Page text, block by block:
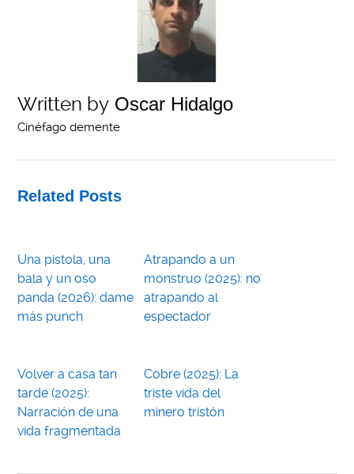
Written by Oscar Hidalgo
Cinéfago demente
Related Posts
Una pistola, una
bala y un oso
panda (2026): dame
más punch
Atrapando a un
monstruo (2025): no
atrapando al
espectador
Volver a casa tan
tarde (2025):
Narración de una
vida fragmentada
Cobre (2025): La
triste vida del
minero tristón